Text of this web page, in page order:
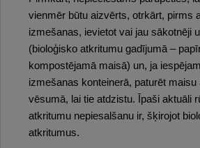
vienmēr būtu aizvērts, otrkārt, pirms
izmešanas, ievietot vai jau sākotnēji
(bioloģisko atkritumu gadījumā –
kompostējamā maisā) un, ja
izmešanas konteinerā, paturēt maisu
vēsumā, lai tie atdzistu. Īpaši aktuāli
atkritumu nepiesalšanu ir, šķirojot
atkritumus.